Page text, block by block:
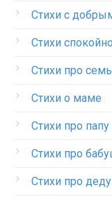
Стихи с
Стихи
Стихи про
Стихи о маме
Стихи про папу
Стихи про
Стихи про